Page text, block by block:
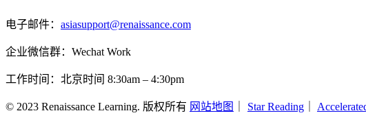
电子邮件： asiasupport@renaissance.com
企业微信群：Wechat Work
工作时间：北京时间 8:30am – 4:30pm
© 2023 Renaissance Learning. 版权所有 网站地图 Star Reading